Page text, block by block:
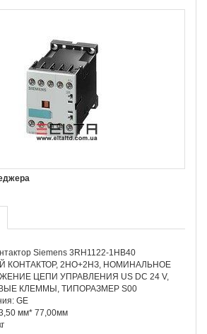
Siemens 3RH1122-1HB40
КОНТАКТОР, 2НО+2НЗ, НОМИНАЛЬНОЕ
ЦЕПИ УПРАВЛЕНИЯ US DC 24 V,
КЛЕММЫ, ТИПОРАЗМЕР S00
GE
мм* 77,00мм